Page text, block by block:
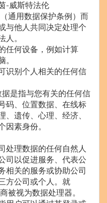
-威斯特法伦
通用数据保护条例）而
与他人共同决定处理个
人。
任何设备，例如计算
。
识别个人相关的任何信
是指与您有关的任何信
码、位置数据、在线标
、遗传、心理、经济、
因素身份。
处理数据的任何自然人
司以促进服务、代表公
相关的服务或协助公司
方公司或个人。就
被视为数据处理器。